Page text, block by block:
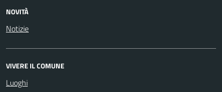
NOVITÀ
Notizie
VIVERE IL COMUNE
Luoghi